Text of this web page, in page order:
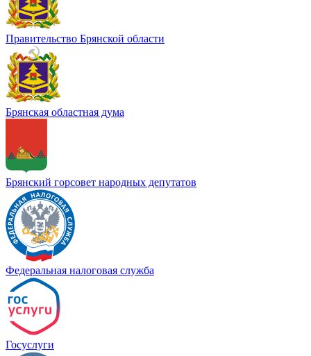
Правительство Брянской области
Брянская областная дума
Брянский горсовет народных депутатов
Федеральная налоговая служба
Госуслуги